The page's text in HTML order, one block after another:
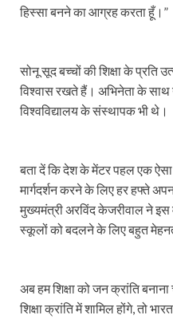
हिस्सा बनने का आग्रह करता हूँ।”
सोनू सूद बच्चों की शिक्षा के प्रति
विश्वास रखते हैं। अभिनेता के साथ
विश्वविद्यालय के संस्थापक भी थे।
बता दें कि देश के मेंटर पहल एक ऐसा
मार्गदर्शन करने के लिए हर हफ्ते
मुख्यमंत्री अरविंद केजरीवाल ने इस
स्कूलों को बदलने के लिए बहुत
अब हम शिक्षा को जन क्रांति
शिक्षा क्रांति में शामिल होंगे, तो